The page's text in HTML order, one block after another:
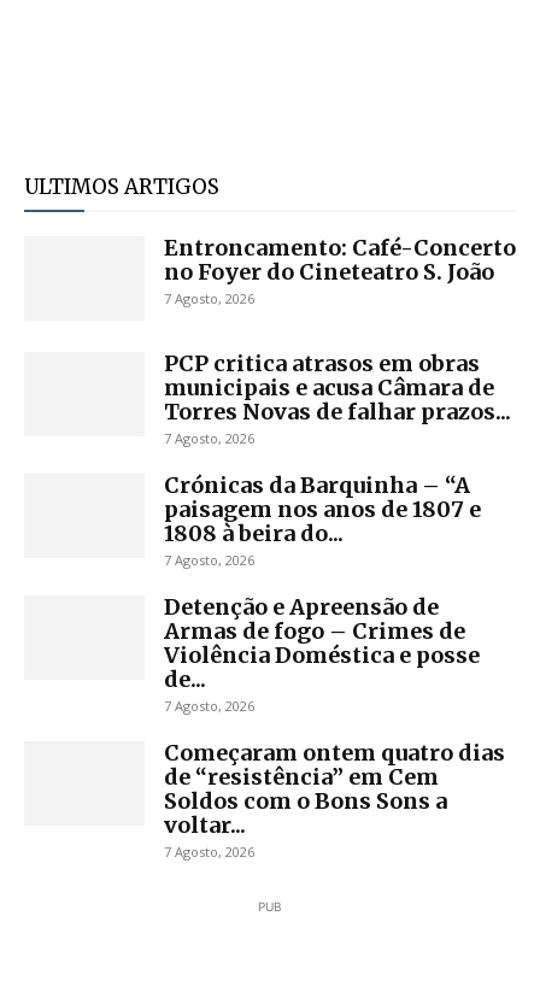
ULTIMOS ARTIGOS
Entroncamento: Café-Concerto
no Foyer do Cineteatro S. João
7 Agosto, 2026
PCP critica atrasos em obras
municipais e acusa Câmara de
Torres Novas de falhar prazos...
7 Agosto, 2026
Crónicas da Barquinha – “A
paisagem nos anos de 1807 e
1808 à beira do...
7 Agosto, 2026
Detenção e Apreensão de
Armas de fogo – Crimes de
Violência Doméstica e posse
de...
7 Agosto, 2026
Começaram ontem quatro dias
de “resistência” em Cem
Soldos com o Bons Sons a
voltar...
7 Agosto, 2026
PUB